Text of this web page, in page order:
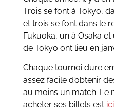
Trois se font à Tokyo,
et trois se font dans le
Fukuoka, un à Osaka
de Tokyo ont lieu en
Chaque tournoi dure
assez facile d’obtenir
au moins un match. Le
acheter ses billets est ici